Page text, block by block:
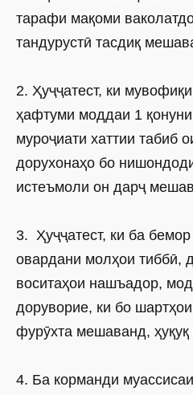
тарафи мақоми
тандурустӣ тасдиқ
2. Ҳуҷҷатест, ки
ҳафтуми моддаи 1
муроҷиати хаттии табиб
дорухонаҳо бо
истеъмоли он дарҷ
3. Ҳуҷҷатест, ки ба
овардани молҳои тиббӣ,
воситаҳои наш­ъадор,
доруворие, ки бо
фурӯхта мешаванд,
4. Ба корманди